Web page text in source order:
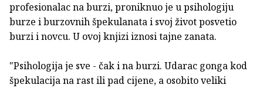
profesionalac na burzi, proniknuo je u psihologiju
burze i burzovnih špekulanata i svoj život posvetio
burzi i novcu. U ovoj knjizi iznosi tajne zanata.
"Psihologija je sve - čak i na burzi. Udarac gonga kod
špekulacija na rast ili pad cijene, a osobito veliki